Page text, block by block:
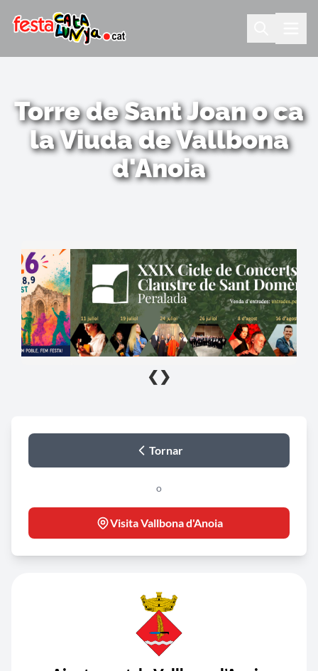
Torre de Sant Joan o ca
la Viuda de Vallbona
d'Anoia
❮ ❯
Tornar
o
Visita Vallbona d'Anoia